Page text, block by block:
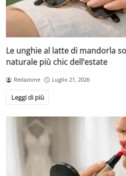
Le unghie al latte di mandorla
naturale più chic dell’estate
Redazione Luglio 21, 2026
Leggi di più